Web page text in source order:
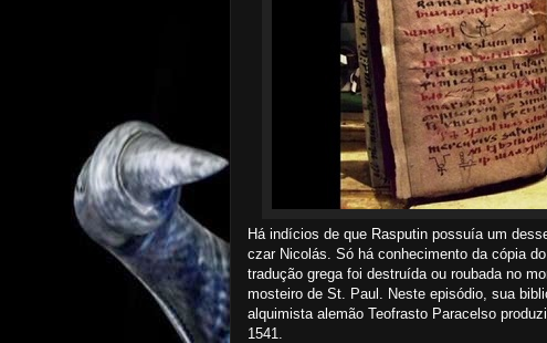
Há indícios de que Rasputin possuía um
czar Nicolás. Só há conhecimento da cópia
tradução grega foi destruída ou roubada no
mosteiro de St. Paul. Neste episódio, sua
alquimista alemão Teofrasto Paracelso
1541.